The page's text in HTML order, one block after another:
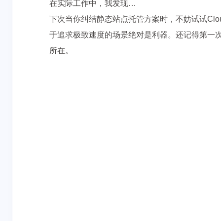
在实际工作中，我发现…
下次当你纠结静态站点托管方案时，不妨试试
于追求极致速度的场景绝对是利器。还记得第一
所在。